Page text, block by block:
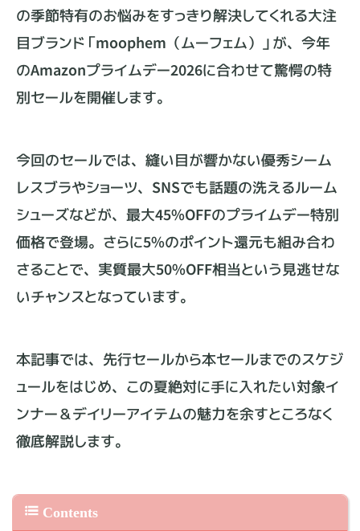
の季節特有のお悩みをすっきり解決してくれる大注
目ブランド「moophem（ムーフェム）」が、今年
のAmazonプライムデー2026に合わせて驚愕の特
別セールを開催します。
今回のセールでは、縫い目が響かない優秀シーム
レスブラやショーツ、SNSでも話題の洗えるルーム
シューズなどが、最大45%OFFのプライムデー特別
価格で登場。さらに5%のポイント還元も組み合わ
さることで、実質最大50%OFF相当という見逃せな
いチャンスとなっています。
本記事では、先行セールから本セールまでのスケジ
ュールをはじめ、この夏絶対に手に入れたい対象イ
ンナー＆デイリーアイテムの魅力を余すところなく
徹底解説します。